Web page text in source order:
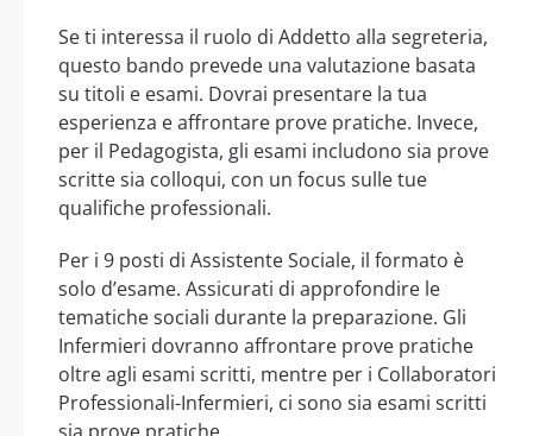
Se ti interessa il ruolo di Addetto alla segreteria,
questo bando prevede una valutazione basata
su titoli e esami. Dovrai presentare la tua
esperienza e affrontare prove pratiche. Invece,
per il Pedagogista, gli esami includono sia prove
scritte sia colloqui, con un focus sulle tue
qualifiche professionali.
Per i 9 posti di Assistente Sociale, il formato è
solo d’esame. Assicurati di approfondire le
tematiche sociali durante la preparazione. Gli
Infermieri dovranno affrontare prove pratiche
oltre agli esami scritti, mentre per i Collaboratori
Professionali-Infermieri, ci sono sia esami scritti